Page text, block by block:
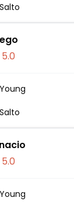
Salto
5.0
Young
Salto
5.0
Young